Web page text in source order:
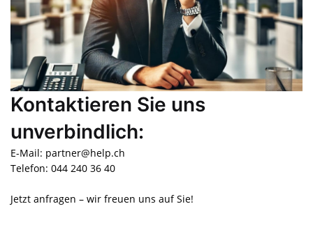
Kontaktieren Sie uns
unverbindlich:
E-Mail: partner@help.ch
Telefon: 044 240 36 40
Jetzt anfragen – wir freuen uns auf Sie!